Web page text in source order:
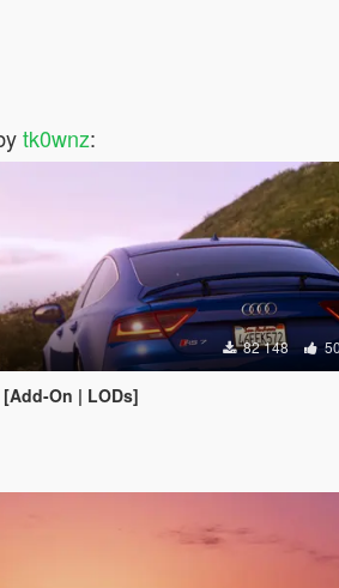
tk0wnz:
82 148
On | LODs]